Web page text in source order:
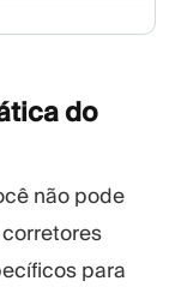
do
não pode
para